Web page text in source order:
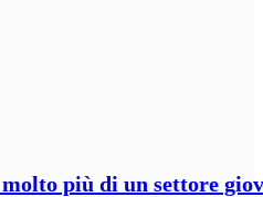
più di un settore